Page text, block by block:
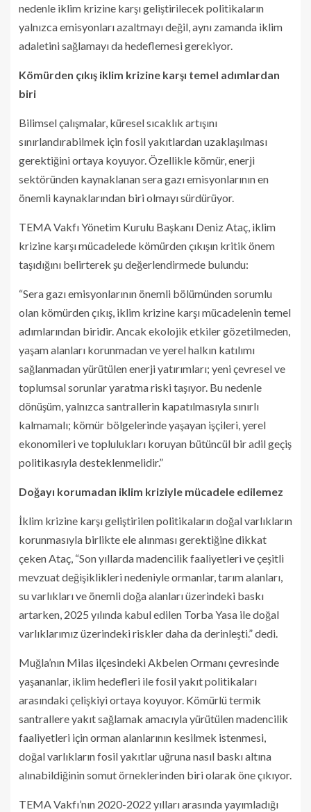
nedenle iklim krizine karşı geliştirilecek politikaların
yalnızca emisyonları azaltmayı değil, aynı zamanda iklim
adaletini sağlamayı da hedeflemesi gerekiyor.
Kömürden çıkış iklim krizine karşı temel adımlardan
biri
Bilimsel çalışmalar, küresel sıcaklık artışını
sınırlandırabilmek için fosil yakıtlardan uzaklaşılması
gerektiğini ortaya koyuyor. Özellikle kömür, enerji
sektöründen kaynaklanan sera gazı emisyonlarının en
önemli kaynaklarından biri olmayı sürdürüyor.
TEMA Vakfı Yönetim Kurulu Başkanı Deniz Ataç, iklim
krizine karşı mücadelede kömürden çıkışın kritik önem
taşıdığını belirterek şu değerlendirmede bulundu:
“Sera gazı emisyonlarının önemli bölümünden sorumlu
olan kömürden çıkış, iklim krizine karşı mücadelenin temel
adımlarından biridir. Ancak ekolojik etkiler gözetilmeden,
yaşam alanları korunmadan ve yerel halkın katılımı
sağlanmadan yürütülen enerji yatırımları; yeni çevresel ve
toplumsal sorunlar yaratma riski taşıyor. Bu nedenle
dönüşüm, yalnızca santrallerin kapatılmasıyla sınırlı
kalmamalı; kömür bölgelerinde yaşayan işçileri, yerel
ekonomileri ve toplulukları koruyan bütüncül bir adil geçiş
politikasıyla desteklenmelidir.”
Doğayı korumadan iklim kriziyle mücadele edilemez
İklim krizine karşı geliştirilen politikaların doğal varlıkların
korunmasıyla birlikte ele alınması gerektiğine dikkat
çeken Ataç, “Son yıllarda madencilik faaliyetleri ve çeşitli
mevzuat değişiklikleri nedeniyle ormanlar, tarım alanları,
su varlıkları ve önemli doğa alanları üzerindeki baskı
artarken, 2025 yılında kabul edilen Torba Yasa ile doğal
varlıklarımız üzerindeki riskler daha da derinleşti.” dedi.
Muğla’nın Milas ilçesindeki Akbelen Ormanı çevresinde
yaşananlar, iklim hedefleri ile fosil yakıt politikaları
arasındaki çelişkiyi ortaya koyuyor. Kömürlü termik
santrallere yakıt sağlamak amacıyla yürütülen madencilik
faaliyetleri için orman alanlarının kesilmek istenmesi,
doğal varlıkların fosil yakıtlar uğruna nasıl baskı altına
alınabildiğinin somut örneklerinden biri olarak öne çıkıyor.
TEMA Vakfı’nın 2020-2022 yılları arasında yayımladığı